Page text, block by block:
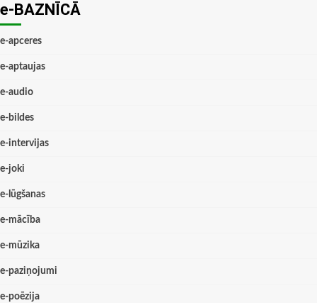
e-BAZNĪCĀ
e-apceres
e-aptaujas
e-audio
e-bildes
e-intervijas
e-joki
e-lūgšanas
e-mācība
e-mūzika
e-paziņojumi
e-poēzija